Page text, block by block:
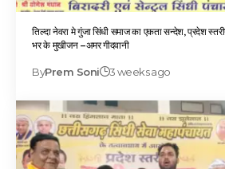
तिल्दा नेवरा मे गुंजा सिंधी समाज का एकता सन्देश, प्रदेश
भर के मुखीजन –अमर गीदवानी
ByPrem Soni 3 weeks ago